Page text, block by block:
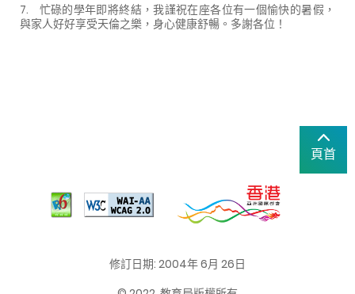
7. 忙碌的學年即將終結，我謹祝在座各位有一個愉快的暑假，
與家人好好享受天倫之樂，身心健康舒暢。多謝各位！
頁首
修訂日期: 2004年 6月 26日